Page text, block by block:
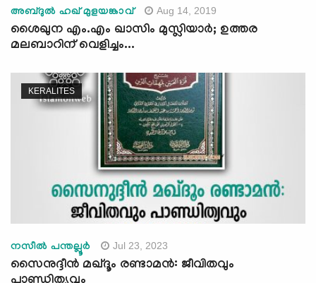
അബ്ദുല്‍ ഹഖ് മുളയങ്കാവ് Aug 14, 2019
ശൈഖുന എം.എം ഖാസിം മുസ്ലിയാര്‍; ഉത്തര
മലബാറിന് വെളിച്ചം...
KERALITES
നസീൽ പന്തല്ലൂർ Jul 23, 2023
സൈനുദ്ദീൻ മഖ്ദൂം രണ്ടാമൻ: ജീവിതവും